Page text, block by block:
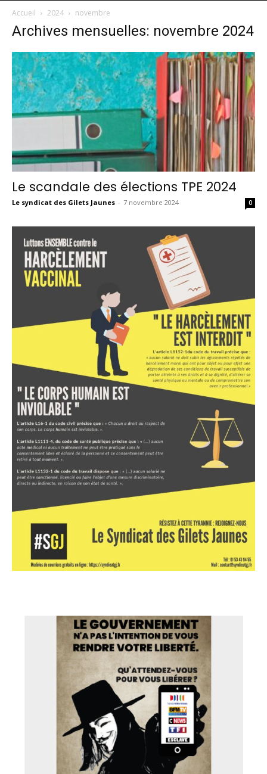
Accueil 2024 novembre
Archives mensuelles: novembre 2024
Le scandale des élections TPE 2024
Le syndicat des Gilets Jaunes - 7 novembre 2024 0